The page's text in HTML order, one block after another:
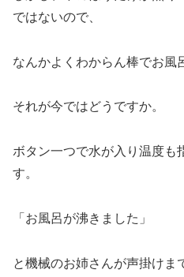
ではないので、
なんかよくわからん棒でお風
それが今ではどうですか。
ボタン一つで水が入り温度も
す。
「お風呂が沸きました」
と機械のお姉さんが声掛けま